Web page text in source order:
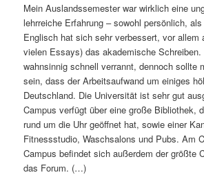
Mein Auslandssemester war wirklich eine
lehrreiche Erfahrung – sowohl persönlich,
Englisch hat sich sehr verbessert, vor allem
vielen Essays) das akademische
wahnsinnig schnell verrannt, dennoch sollte
sein, dass der Arbeitsaufwand um einiges
Deutschland. Die Universität ist sehr gut
Campus verfügt über eine große Bibliothek,
rund um die Uhr geöffnet hat, sowie einer
Fitnessstudio, Waschsalons und Pubs. Am
Campus befindet sich außerdem der größte
das Forum. (…)